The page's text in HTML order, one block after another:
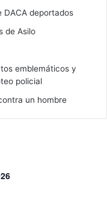
DACA deportados
de Asilo
emblemáticos y
policial
un hombre